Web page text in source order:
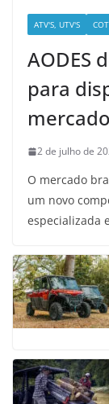
ATV'S, UTV'S
AODES
para
2 de julho de
O mercado
um novo
especializada